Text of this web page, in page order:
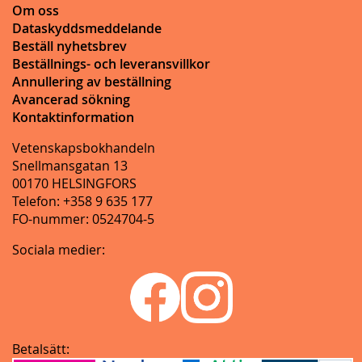
Om oss
Dataskyddsmeddelande
Beställ nyhetsbrev
Beställnings- och leveransvillkor
Annullering av beställning
Avancerad sökning
Kontaktinformation
Vetenskapsbokhandeln
Snellmansgatan 13
00170 HELSINGFORS
Telefon: +358 9 635 177
FO-nummer: 0524704-5
Sociala medier:
Betalsätt: